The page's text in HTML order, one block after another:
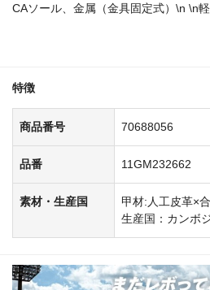
CAソール、金属（金具固定式）\n \n
特徴
商品番号 70688056
品番 11GM232662
素材・生産国
甲材:人工皮革×
生産国：カンボ